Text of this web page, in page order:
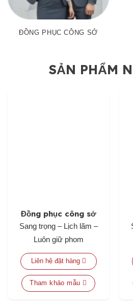
ĐỒNG PHỤC CÔNG SỞ
SẢN PHẨM
Đồng phục công sở
Sang trọng – Lịch lãm –
Luôn giữ phom
Liên hệ đặt hàng
Tham khảo mẫu